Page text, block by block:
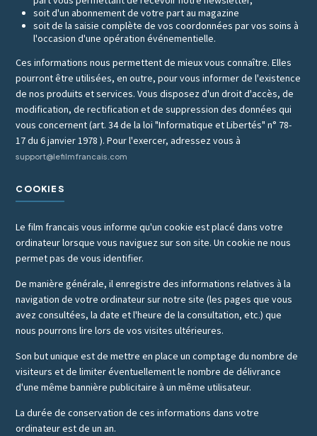
soit d'un abonnement de votre part au magazine
soit de la saisie complète de vos coordonnées par vos soins à
l'occasion d'une opération événementielle.
Ces informations nous permettent de mieux vous connaître. Elles
pourront être utilisées, en outre, pour vous informer de l'existence
de nos produits et services. Vous disposez d'un droit d'accès, de
modification, de rectification et de suppression des données qui
vous concernent (art. 34 de la loi "Informatique et Libertés" n° 78-
17 du 6 janvier 1978 ). Pour l'exercer, adressez vous à
support@lefilmfrancais.com
COOKIES
Le film francais vous informe qu'un cookie est placé dans votre
ordinateur lorsque vous naviguez sur son site. Un cookie ne nous
permet pas de vous identifier.
De manière générale, il enregistre des informations relatives à la
navigation de votre ordinateur sur notre site (les pages que vous
avez consultées, la date et l'heure de la consultation, etc.) que
nous pourrons lire lors de vos visites ultérieures.
Son but unique est de mettre en place un comptage du nombre de
visiteurs et de limiter éventuellement le nombre de délivrance
d'une même bannière publicitaire à un même utilisateur.
La durée de conservation de ces informations dans votre
ordinateur est de un an.